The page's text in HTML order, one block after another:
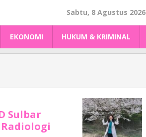
Sabtu, 8 Agustus 2026
EKONOMI HUKUM & KRIMINAL
Sulbar